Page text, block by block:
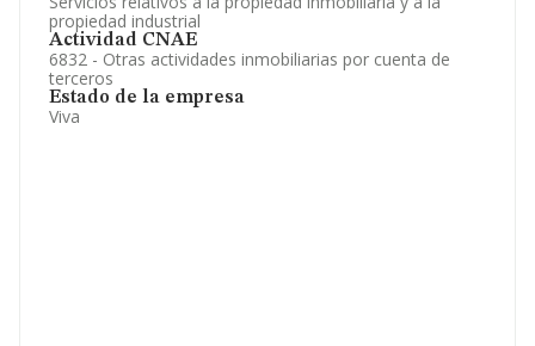
propiedad industrial
Actividad CNAE
6832 - Otras actividades inmobiliarias por cuenta de
terceros
Estado de la empresa
Viva